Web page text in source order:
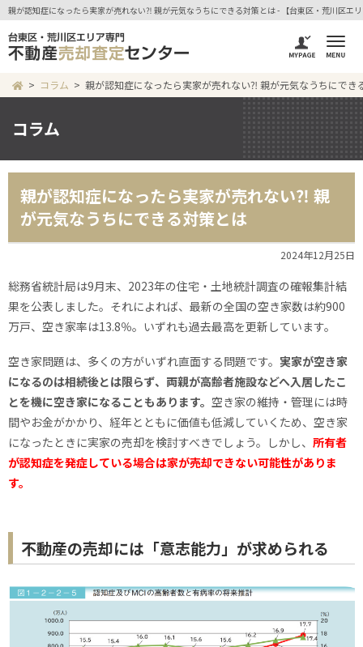
親が認知症になったら実家が売れない⁈ 親が元気なうちにできる対策とは - 【台東区・荒川区エ
コラム 親が認知症になったら実家が売れない⁈ 親が元気なうちにでき
コラム
親が認知症になったら実家が売れない⁈ 親
が元気なうちにできる対策とは
2024年12月25日
総務省統計局は9月末、2023年の住宅・土地統計調査の確報集計結
果を公表しました。それによれば、最新の全国の空き家数は約900
万戸、空き家率は13.8％。いずれも過去最高を更新しています。
空き家問題は、多くの方がいずれ直面する問題です。 実家が空き家
になるのは相続後とは限らず、両親が高齢者施設などへ入居したこ
とを機に空き家になることもあります。 空き家の維持・管理には時
間やお金がかかり、経年とともに価値も低減していくため、空き家
になったときに実家の売却を検討すべきでしょう。しかし、 所有者
が認知症を発症している場合は家が売却できない可能性がありま
す。
不動産の売却には「意志能力」が求められる